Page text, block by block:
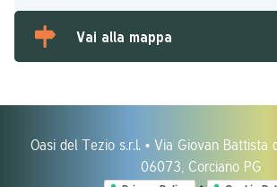
Vai alla mappa
Oasi del Tezio s.r.l. • Via Giovan Battista
06073, Corciano PG